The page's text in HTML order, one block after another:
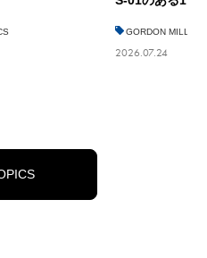
GORDON MILLER
2026.07.24